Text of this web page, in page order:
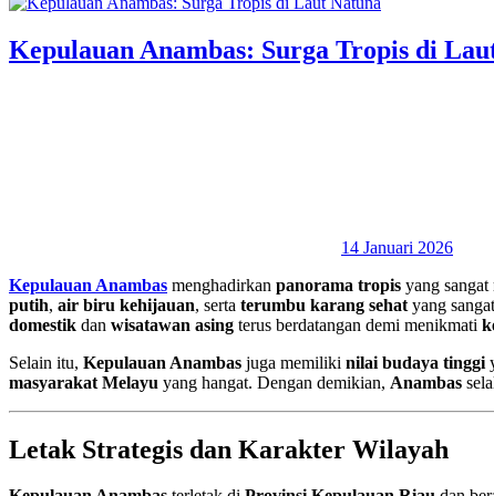
Kepulauan Anambas: Surga Tropis di
14 Januari 2026
Kepulauan Anambas menghadirkan panorama tropis yang
putih, air biru kehijauan, serta terumbu karang sehat yang
domestik dan wisatawan asing terus berdatangan demi menikmati
Selain itu, Kepulauan Anambas juga memiliki nilai budaya tinggi
masyarakat Melayu yang hangat. Dengan demikian, Anambas
Letak Strategis dan Karakter Wilayah